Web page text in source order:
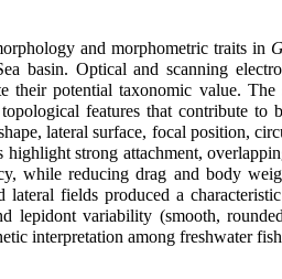
and morphometric traits in
basin. Optical and scanning
their potential taxonomic value. The
features that contribute to
lateral surface, focal position,
strong attachment,
while reducing drag and body
lateral fields produced a
lepidont variability (smooth,
interpretation among freshwater